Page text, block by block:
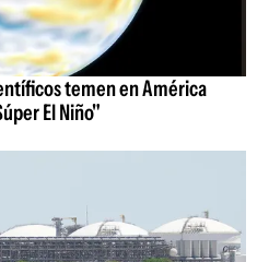
temen en América
El Niño"